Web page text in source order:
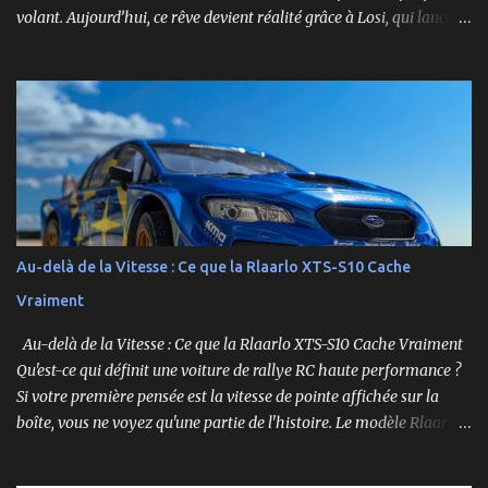
volant. Aujourd’hui, ce rêve devient réalité grâce à Losi, qui lance
foncer sur n’importe quelle surface plate. Voici le Losi NASCAR RC
Race Car , dans sa version Ryan Blaney No. 12 Advance Auto Parts
Ford Mustang RTR 2025 .
Au-delà de la Vitesse : Ce que la Rlaarlo XTS-S10 Cache
Vraiment
Au-delà de la Vitesse : Ce que la Rlaarlo XTS-S10 Cache Vraiment
Qu'est-ce qui définit une voiture de rallye RC haute performance ?
Si votre première pensée est la vitesse de pointe affichée sur la
boîte, vous ne voyez qu'une partie de l'histoire. Le modèle Rlaarlo